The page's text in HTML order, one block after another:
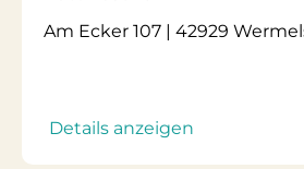
Am Ecker 107 | 42929
Details anzeigen